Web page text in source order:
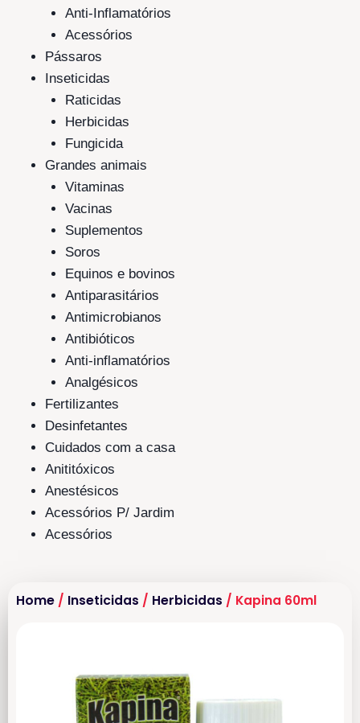
Anti-Inflamatórios
Acessórios
Pássaros
Inseticidas
Raticidas
Herbicidas
Fungicida
Grandes animais
Vitaminas
Vacinas
Suplementos
Soros
Equinos e bovinos
Antiparasitários
Antimicrobianos
Antibióticos
Anti-inflamatórios
Analgésicos
Fertilizantes
Desinfetantes
Cuidados com a casa
Anititóxicos
Anestésicos
Acessórios P/ Jardim
Acessórios
Home / Inseticidas / Herbicidas / Kapina 60ml